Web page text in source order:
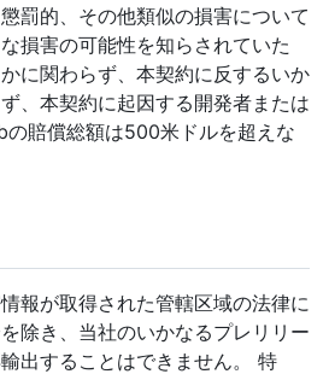
罰的、その他類似の損害について
損害の可能性を知らされていた
に関わらず、本契約に反するいか
、本契約に起因する開発者または
賠償総額は500米ドルを超えな
報が取得された管轄区域の法律に
除き、当社のいかなるプレリリー
出することはできません。 特